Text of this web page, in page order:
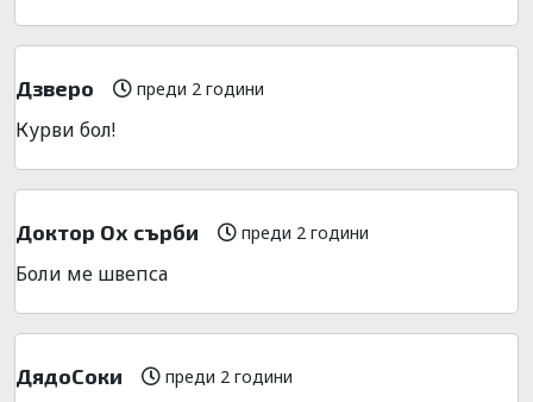
Дзверо преди 2 години
Курви бол!
Доктор Ох сърби преди 2 години
Боли ме швепса
ДядоСоки преди 2 години